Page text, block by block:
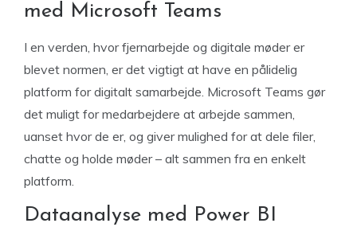
med Microsoft Teams
I en verden, hvor fjernarbejde og digitale møder er
blevet normen, er det vigtigt at have en pålidelig
platform for digitalt samarbejde. Microsoft Teams gør
det muligt for medarbejdere at arbejde sammen,
uanset hvor de er, og giver mulighed for at dele filer,
chatte og holde møder – alt sammen fra en enkelt
platform.
Dataanalyse med Power BI